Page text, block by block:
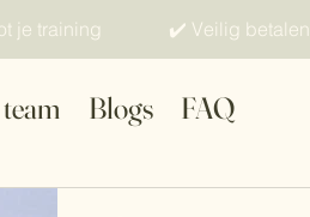
je training ✔️ Veilig betalen
Blogs FAQ